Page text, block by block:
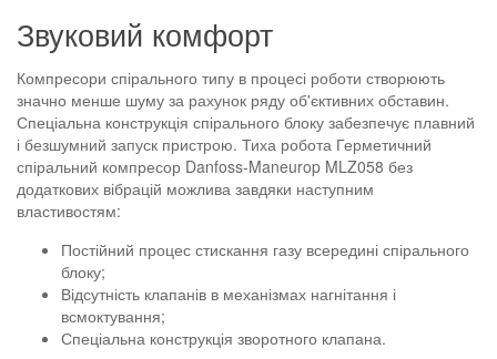
Звуковий комфорт
Компресори спірального типу в процесі роботи створюють
значно менше шуму за рахунок ряду об'єктивних обставин.
Спеціальна конструкція спірального блоку забезпечує плавний
і безшумний запуск пристрою. Тиха робота Герметичний
спіральний компресор Danfoss-Maneurop MLZ058 без
додаткових вібрацій можлива завдяки наступним
властивостям:
Постійний процес стискання газу всередині спірального
блоку;
Відсутність клапанів в механізмах нагнітання і
всмоктування;
Спеціальна конструкція зворотного клапана.